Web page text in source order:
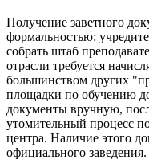
Получение заветного
формальностью:
собрать штаб
отрасли требуется
большинством других
площадки по обучению
документы вручную,
утомительный процесс
центра. Наличие этого
официального заведения.